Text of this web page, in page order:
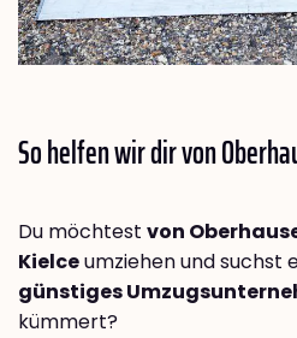
So helfen wir dir von
Du möchtest von
Kielceumziehen und suchst
günstiges
kümmert?